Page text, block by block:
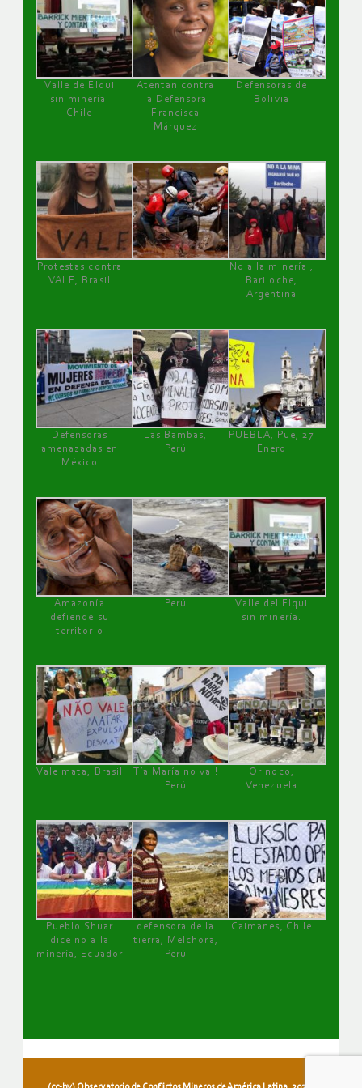
Valle de Elqui
sin minería.
Chile
Atentan contra
la Defensora
Francisca
Márquez
Defensoras de
Bolivia
Protestas contra
VALE, Brasil
No a la minería ,
Bariloche,
Argentina
Defensoras
amenazadas en
México
Las Bambas,
Perú
PUEBLA, Pue, 27
Enero
Amazonía
defiende su
territorio
Perú
Valle del Elqui
sin minería.
Vale mata, Brasil
Tía María no va !
Perú
Orinoco,
Venezuela
Pueblo Shuar
dice no a la
minería, Ecuador
defensora de la
tierra, Melchora,
Perú
Caimanes, Chile